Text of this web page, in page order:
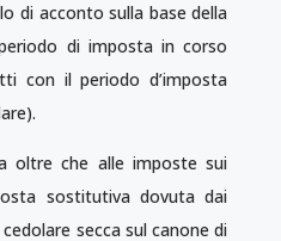
di acconto sulla base della
di imposta in corso
con il periodo d’imposta
oltre che alle imposte sui
sostitutiva dovuta dai
secca sul canone di